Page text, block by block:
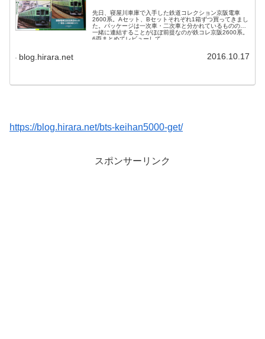
先日、寝屋川車庫で入手した鉄道コレクション京阪電車
2600系。Aセット、Bセットそれぞれ1箱ずつ買ってきまし
た。パッケージは一次車・二次車と分かれているものの、
一緒に連結することがほぼ前提なのが鉄コレ京阪2600系。
6両まとめてレビューして...
blog.hirara.net 2016.10.17
https://blog.hirara.net/bts-keihan5000-get/
スポンサーリンク